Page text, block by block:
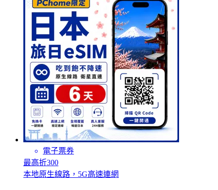
電子票券
最高折300
本地原生線路，5G高速連網